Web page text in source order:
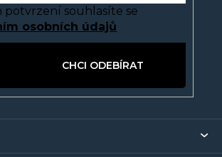
p
i
s
potvrzení souhlasíte se
osobních údajů